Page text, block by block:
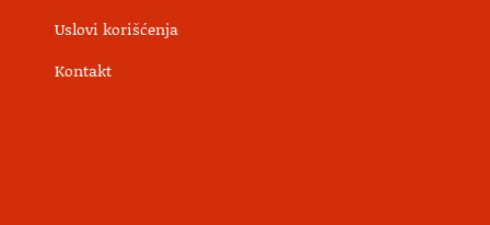
Uslovi korišćenja
Kontakt